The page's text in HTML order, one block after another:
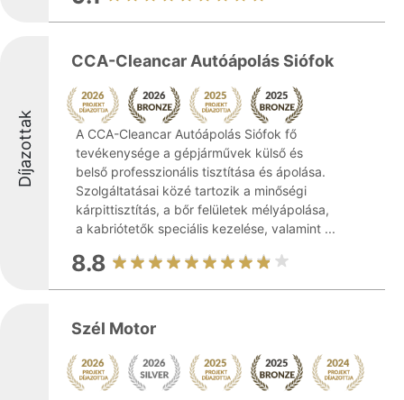
Díjazottak
CCA-Cleancar Autóápolás Siófok
A CCA-Cleancar Autóápolás Siófok fő
tevékenysége a gépjárművek külső és
belső professzionális tisztítása és ápolása.
Szolgáltatásai közé tartozik a minőségi
kárpittisztítás, a bőr felületek mélyápolása,
a kabriótetők speciális kezelése, valamint ...
8.8
Szél Motor